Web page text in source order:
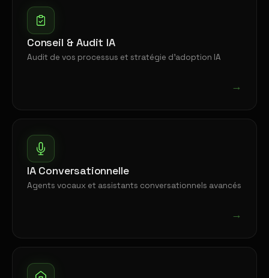
Conseil & Audit IA
Audit de vos processus et stratégie d'adoption IA
→
IA Conversationnelle
Agents vocaux et assistants conversationnels avancés
→